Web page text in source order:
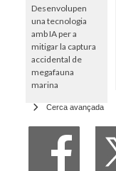
Desenvolupen
una tecnologia
amb IA per a
mitigar la captura
accidental de
megafauna
marina
Cerca avançada